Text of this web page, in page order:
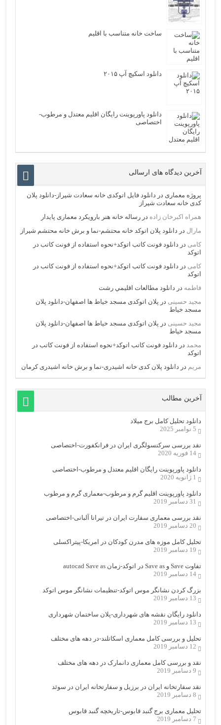
ساخت خانه متناسب با اقلیم
دانلود اسکیچ آپ ۲۰۱۵
دانلود پاورپوینت رایگان اقلیم معتدل و مرطوب-
اختصاصی
آخرین دیدگاه های ارسالی
پروژه معماری در دانلود فایل اتوکدی خانه سعادت شیراز-دانلود پلان
کدی خانه سعادت شیراز
همراه اکبرخان زاده دررساله خانه هنر بارویکرد معماری پایدار
مارال در دانلود پلان اتوکد خانه محتشم-نما و برش خانه محتشم شیراز
کامی در دانلود فونت کاتب اتوکد+نحوه استفاده از فونت کاتب در
اتوکد
کامی در دانلود فونت کاتب اتوکد+نحوه استفاده از فونت کاتب در
اتوکد
فاطمه در دانلود مطالعات اقليمي رشت
مجید حسینی در پلان اتوکدی مسجد خیاط ها اصفهان-دانلود پلان
مسجد خیاط
مجید حسینی در پلان اتوکدی مسجد خیاط ها اصفهان-دانلود پلان
مسجد خیاط
محمد در دانلود فونت کاتب اتوکد+نحوه استفاده از فونت کاتب در
اتوکد
مریم در دانلود پلان کدی خانه اشیدری-نما و برش خانه اشیدری کرمان
آخرین مطالب
دانلود تحلیل کامل برج میلاد
5 نوامبر 2025
نقد بررسی سرکنسولگری ایران در فرانکفورت-اختصاصی
14 فوریه 2020
دانلود پاورپوینت رایگان اقلیم معتدل و مرطوب-اختصاصی
1 ژانویه 2020
دانلود پاورپوینت اقلیم گرم و مرطوب-معماری گرم و مرطوب
31 دسامبر 2019
نقد بررسی معماری سفارت ایران در تیرانا آلبانی-اختصاصی
20 دسامبر 2019
تحلیل کامل موزه های مدرن کودکان در امریکا-پیتراکسلی
19 دسامبر 2019
تفاوت Save و Save as در اتوکد-زمان autocad Save as
14 دسامبر 2019
بزرگ کردن نشانگر موس اتوکد-تنظیمات نشانگر موس اتوکد
13 دسامبر 2019
دانلود رایگان نقشه های شهرداری-پلان ساختمان شهرداری
13 دسامبر 2019
تحلیل و بررسی کامل معماری اسکاتلند-در دهه های مختلف
12 دسامبر 2019
نقد و بررسی کامل معماری دانمارک در دهه های مختلف
9 دسامبر 2019
نقد سفارتخانه ایران در برزیل و سفارتخانه ایران در سوئد
8 دسامبر 2019
تحلیل معماری برج گنبد قابوس-تاریخچه گنبد قابوس
7 دسامبر 2019